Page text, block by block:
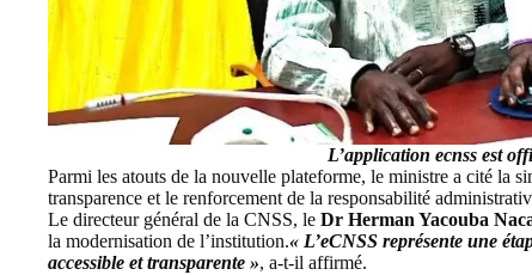
L’application ecnss est
Parmi les atouts de la nouvelle plateforme, le ministre a cité la
transparence et le renforcement de la responsabilité
Le directeur général de la CNSS, le Dr Herman Yacouba
la modernisation de l’institution.« L’eCNSS représente une
accessible et transparente », a-t-il affirmé.